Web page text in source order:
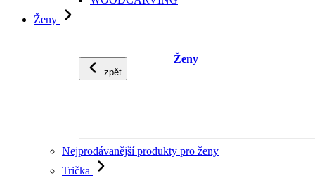
Ženy
zpět
Ženy
Nejprodávanější produkty pro ženy
Trička